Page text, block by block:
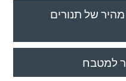
מהיר של תנורים
למטבח